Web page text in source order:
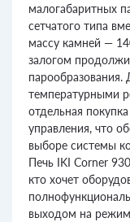
малогабаритных
сетчатого типа
массу камней —
залогом
парообразования.
температурными
отдельная
управления, что
выборе системы
Печь IKI Corner
кто хочет
выходом на